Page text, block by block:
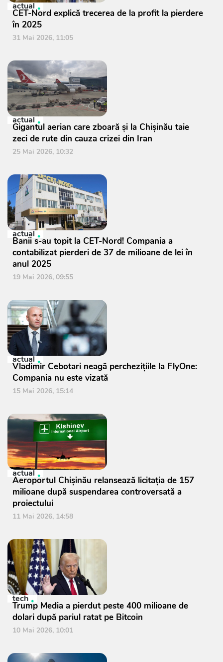
actual
CET-Nord explică trecerea de la profit la pierdere
în 2025
31 Mai 2026, 11:05
actual
Gigantul aerian care zboară și la Chișinău taie
zeci de rute din cauza crizei din Iran
25 Mai 2026, 10:32
actual
Banii s-au topit la CET-Nord! Compania a
contabilizat pierderi de 37 de milioane de lei în
anul 2025
19 Mai 2026, 09:55
actual
Vladimir Cebotari neagă perchezițiile la FlyOne:
Compania nu este vizată
15 Mai 2026, 15:14
actual
Aeroportul Chișinău relansează licitația de 157
milioane după suspendarea controversată a
proiectului
11 Mai 2026, 14:58
tech
Trump Media a pierdut peste 400 milioane de
dolari după pariul ratat pe Bitcoin
10 Mai 2026, 10:01